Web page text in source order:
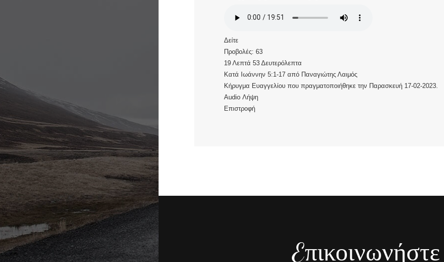
Δείτε
Προβολές: 63
19 Λεπτά 53 Δευτερόλεπτα
Κατά Ιωάννην 5:1-17από Παναγιώτης Λαιμός
Κήρυγμα Ευαγγελίου που πραγματοποιήθηκε την Παρασκευή 17-02-2023.
AudioΛήψη
Επιστροφή